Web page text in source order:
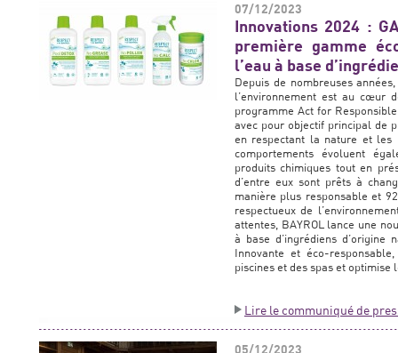
07/12/2023
Innovations 2024 :
première gamme
l’eau à base
Depuis de nombreuses
l’environnement est au cœur
programme Act for
avec pour objectif principal de
en respectant la nature et les
comportements évoluent
produits chimiques tout en
d’entre eux sont prêts à
manière plus responsable et
respectueux de
attentes, BAYROL lance une
à base d’ingrédiens d’origine
Innovante et éco-
piscines et des spas et optimise
Lire le communiqué de
05/12/2023